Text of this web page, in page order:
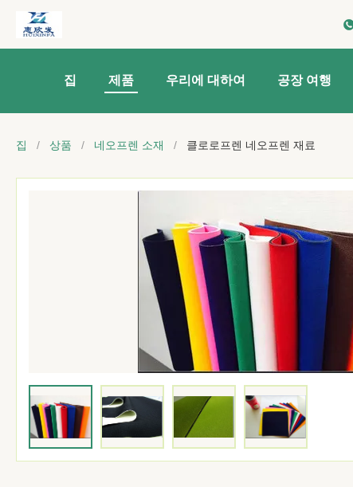
집 제품 우리에 대하여 공장 여행
집 / 상품 / 네오프렌 소재 / 클로로프렌 네오프렌 재료